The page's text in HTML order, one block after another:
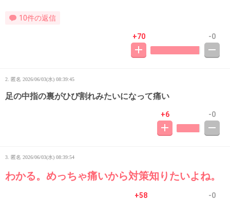
10件の返信
+70 -0
2. 匿名 2026/06/03(水) 08:39:45
足の中指の裏がひび割れみたいになって痛い
+6 -0
3. 匿名 2026/06/03(水) 08:39:54
わかる。めっちゃ痛いから対策知りたいよね。
+58 -0